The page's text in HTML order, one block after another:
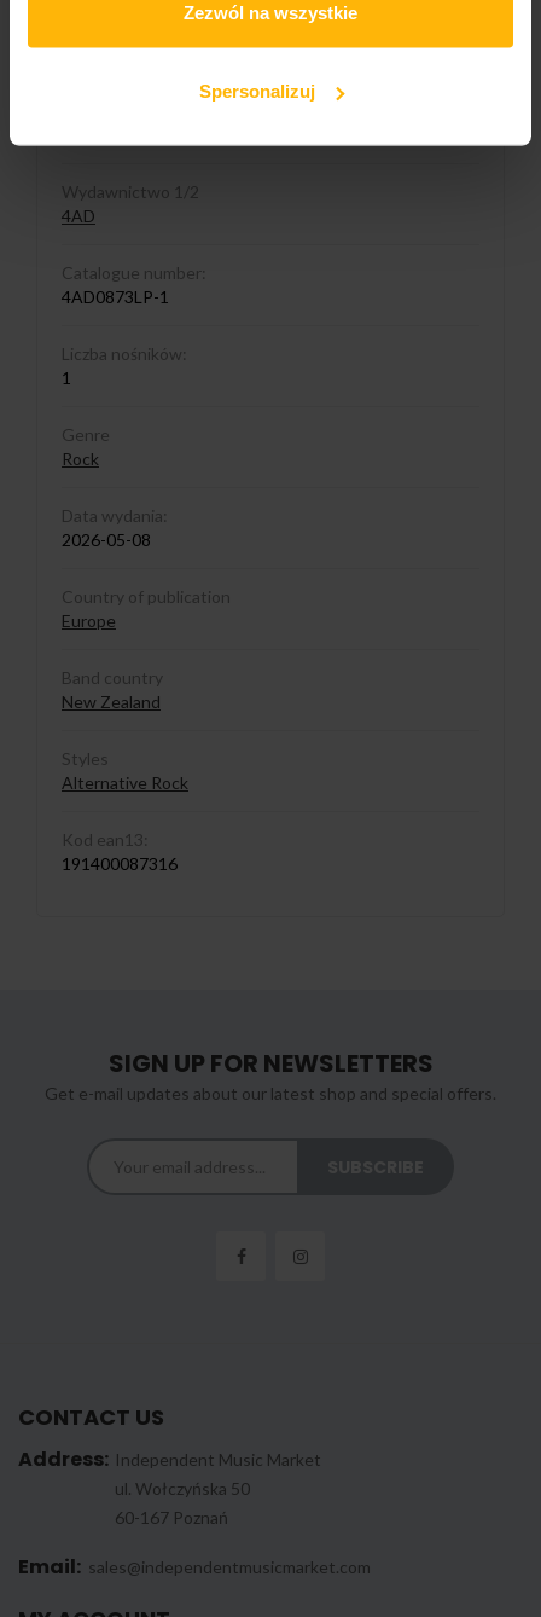
Zezwól na wszystkie
Spersonalizuj
Train On The Island
Wydawnictwo 1/2
4AD
Catalogue number:
4AD0873LP-1
Liczba nośników:
1
Genre
Rock
Data wydania:
2026-05-08
Country of publication
Europe
Band country
New Zealand
Styles
Alternative Rock
Kod ean13:
191400087316
SIGN UP FOR NEWSLETTERS
Get e-mail updates about our latest shop and special offers.
CONTACT US
Address: Independent Music Market
ul. Wołczyńska 50
60-167 Poznań
Email: sales@independentmusicmarket.com